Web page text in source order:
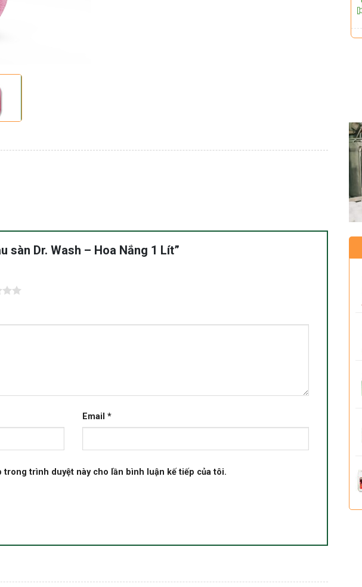
sàn Dr. Wash – Hoa Nắng 1 Lít”
Email *
trong trình duyệt này cho lần bình luận kế tiếp của tôi.